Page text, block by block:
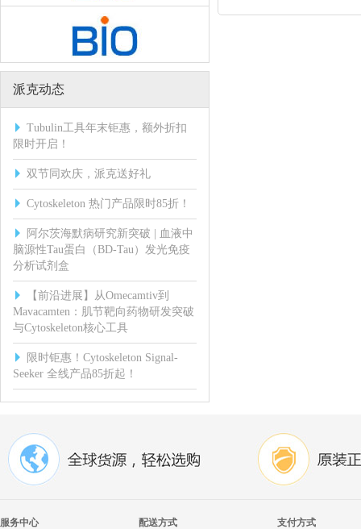
派克动态
Tubulin工具年末钜惠，额外折扣
限时开启！
双节同欢庆，派克送好礼
Cytoskeleton 热门产品限时85折！
阿尔茨海默病研究新突破 | 血液中
脑源性Tau蛋白（BD-Tau）发光免疫
分析试剂盒
【前沿进展】从Omecamtiv到
Mavacamten：肌节靶向药物研发突破
与Cytoskeleton核心工具
限时钜惠！Cytoskeleton Signal-
Seeker 全线产品85折起！
服务中心
配送方式
支付方式